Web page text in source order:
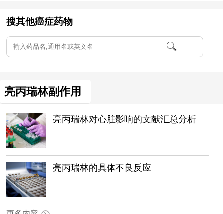
搜其他癌症药物
亮丙瑞林副作用
亮丙瑞林对心脏影响的文献汇总分析
亮丙瑞林的具体不良反应